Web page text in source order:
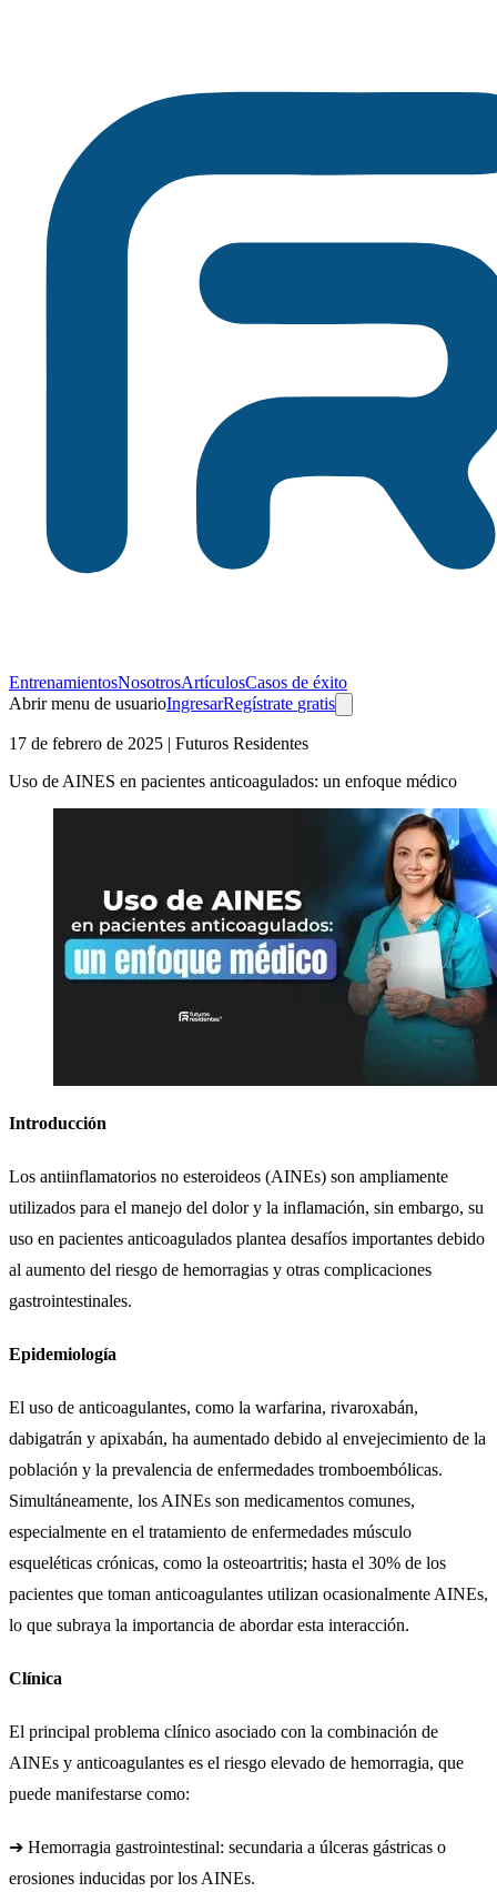
EntrenamientosNosotrosArtículosCasos de éxito
Abrir menu de usuarioIngresarRegístrate gratis
17 de febrero de 2025 | Futuros Residentes
Uso de AINES en pacientes anticoagulados: un enfoque médico
Introducción
Los antiinflamatorios no esteroideos (AINEs) son ampliamente
utilizados para el manejo del dolor y la inflamación, sin embargo, su
uso en pacientes anticoagulados plantea desafíos importantes debido
al aumento del riesgo de hemorragias y otras complicaciones
gastrointestinales.
Epidemiología
El uso de anticoagulantes, como la warfarina, rivaroxabán,
dabigatrán y apixabán, ha aumentado debido al envejecimiento de la
población y la prevalencia de enfermedades tromboembólicas.
Simultáneamente, los AINEs son medicamentos comunes,
especialmente en el tratamiento de enfermedades músculo
esqueléticas crónicas, como la osteoartritis; hasta el 30% de los
pacientes que toman anticoagulantes utilizan ocasionalmente AINEs,
lo que subraya la importancia de abordar esta interacción.
Clínica
El principal problema clínico asociado con la combinación de
AINEs y anticoagulantes es el riesgo elevado de hemorragia, que
puede manifestarse como:
➔ Hemorragia gastrointestinal: secundaria a úlceras gástricas o
erosiones inducidas por los AINEs.